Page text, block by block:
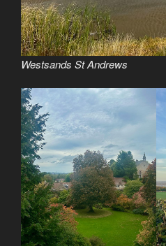
Westsands St Andrews